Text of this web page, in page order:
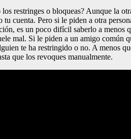
los restringes o bloqueas? Aunque la
tu cuenta. Pero si le piden a otra
es un poco difícil saberlo a menos
mal. Si le piden a un amigo común
te ha restringido o no. A menos
que los revoques manualmente.